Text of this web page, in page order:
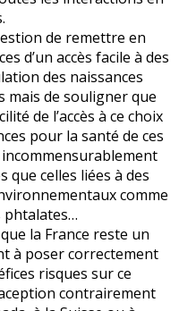
de remettre en
d’un accès facile à des
des naissances
mais de souligner que
de l’accès à ce choix
pour la santé de ces
que celles liées à des
comme
phtalates…
la France reste un
à poser correctement
risques sur ce
contrairement